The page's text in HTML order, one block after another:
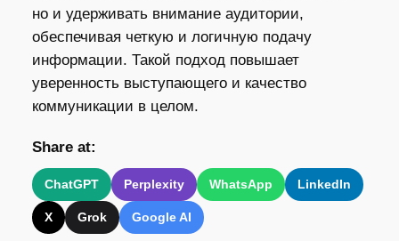
но и удерживать внимание аудитории,
обеспечивая четкую и логичную подачу
информации. Такой подход повышает
уверенность выступающего и качество
коммуникации в целом.
Share at:
ChatGPT Perplexity WhatsApp LinkedIn
X Grok Google AI